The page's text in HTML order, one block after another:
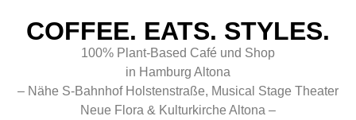
COFFEE. EATS. STYLES.
100% Plant-Based Café und Shop
in Hamburg Altona
– Nähe S-Bahnhof Holstenstraße, Musical Stage Theater
Neue Flora & Kulturkirche Altona –